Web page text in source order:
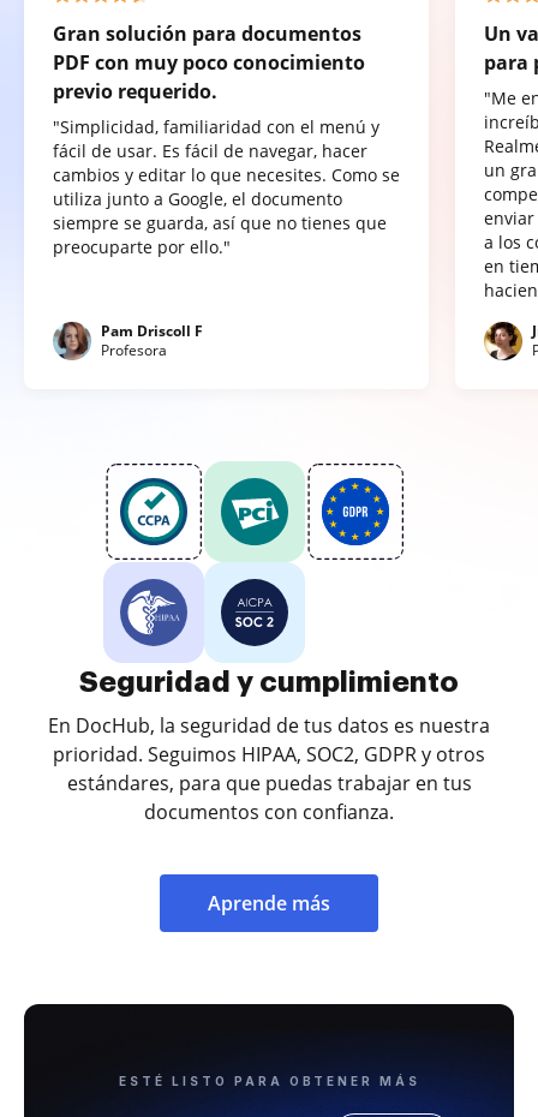
Gran solución para documentos
PDF con muy poco conocimiento
previo requerido.
"Simplicidad, familiaridad con el menú y
fácil de usar. Es fácil de navegar, hacer
cambios y editar lo que necesites. Como se
utiliza junto a Google, el documento
siempre se guarda, así que no tienes que
preocuparte por ello."
Pam Driscoll F
Profesora
Un
para
"Me
un
a los
en
Seguridad y cumplimiento
En DocHub, la seguridad de tus datos es nuestra
prioridad. Seguimos HIPAA, SOC2, GDPR y otros
estándares, para que puedas trabajar en tus
documentos con confianza.
Aprende más
ESTÉ LISTO PARA OBTENER MÁS